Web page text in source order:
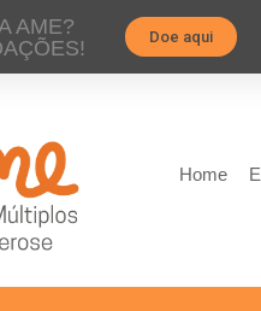
AME?
Doe aqui
Home